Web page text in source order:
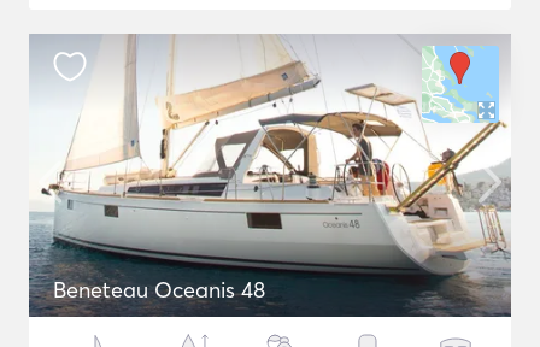
Beneteau Oceanis 48